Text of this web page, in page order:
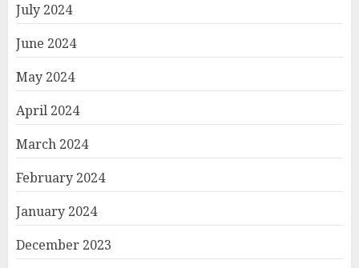
July 2024
June 2024
May 2024
April 2024
March 2024
February 2024
January 2024
December 2023